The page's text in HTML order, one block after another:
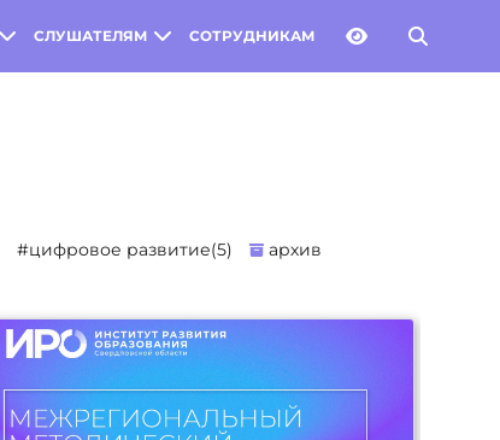
СЛУШАТЕЛЯМ СОТРУДНИКАМ
#цифровое развитие(5) архив